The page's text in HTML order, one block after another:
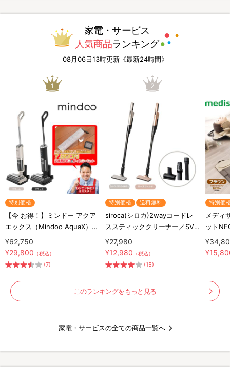
家電・サービス
人気商品ランキング
08月06日13時更新《最新24時間》
1
特別価格
【今 お得！】ミンドー アクア
エックス（Mindoo AquaX）／
MIA-N001／水拭き掃除機／コ
ードレス掃除機／スティック掃
除機
¥62,750
¥29,800 （税込）
(7)
2
特別価格 送料無料
siroca(シロカ)2wayコードレ
ススティッククリーナー／SV-
S281
¥27,980
¥12,980 （税込）
(15)
特別価
メディ
ット
ム
このランキングをもっと見る
家電・サービスの全ての商品一覧へ